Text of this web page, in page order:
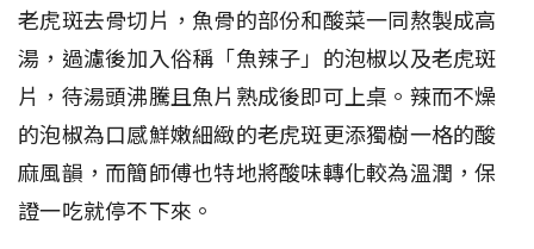
老虎斑去骨切片，魚骨的部份和酸菜一同熬製成高
湯，過濾後加入俗稱「魚辣子」的泡椒以及老虎斑
片，待湯頭沸騰且魚片熟成後即可上桌。辣而不燥
的泡椒為口感鮮嫩細緻的老虎斑更添獨樹一格的酸
麻風韻，而簡師傅也特地將酸味轉化較為溫潤，保
證一吃就停不下來。